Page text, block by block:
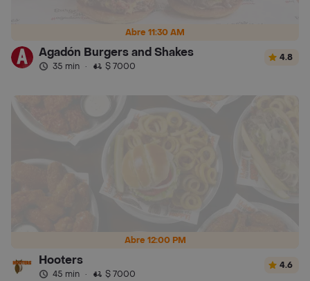
Abre 11:30 AM
Agadón Burgers and Shakes
35 min · $ 7000
4.8
Abre 12:00 PM
Hooters
45 min · $ 7000
4.6